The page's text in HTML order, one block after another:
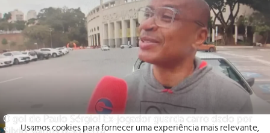
O gol do Paulo Sérgio! Ex-jogador guarda carro dado por
Usamos cookies para fornecer uma experiência mais relevante,